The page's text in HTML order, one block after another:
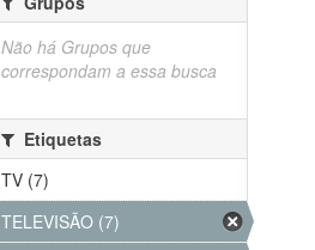
Não há Grupos que
correspondam a essa busca
Etiquetas
TV (7)
TELEVISÃO (7)